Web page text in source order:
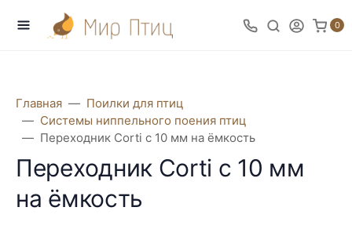
0
Главная
Поилки для птиц
Системы ниппельного поения птиц
Переходник Corti с 10 мм на ёмкость
Переходник Corti с 10 мм
на ёмкость